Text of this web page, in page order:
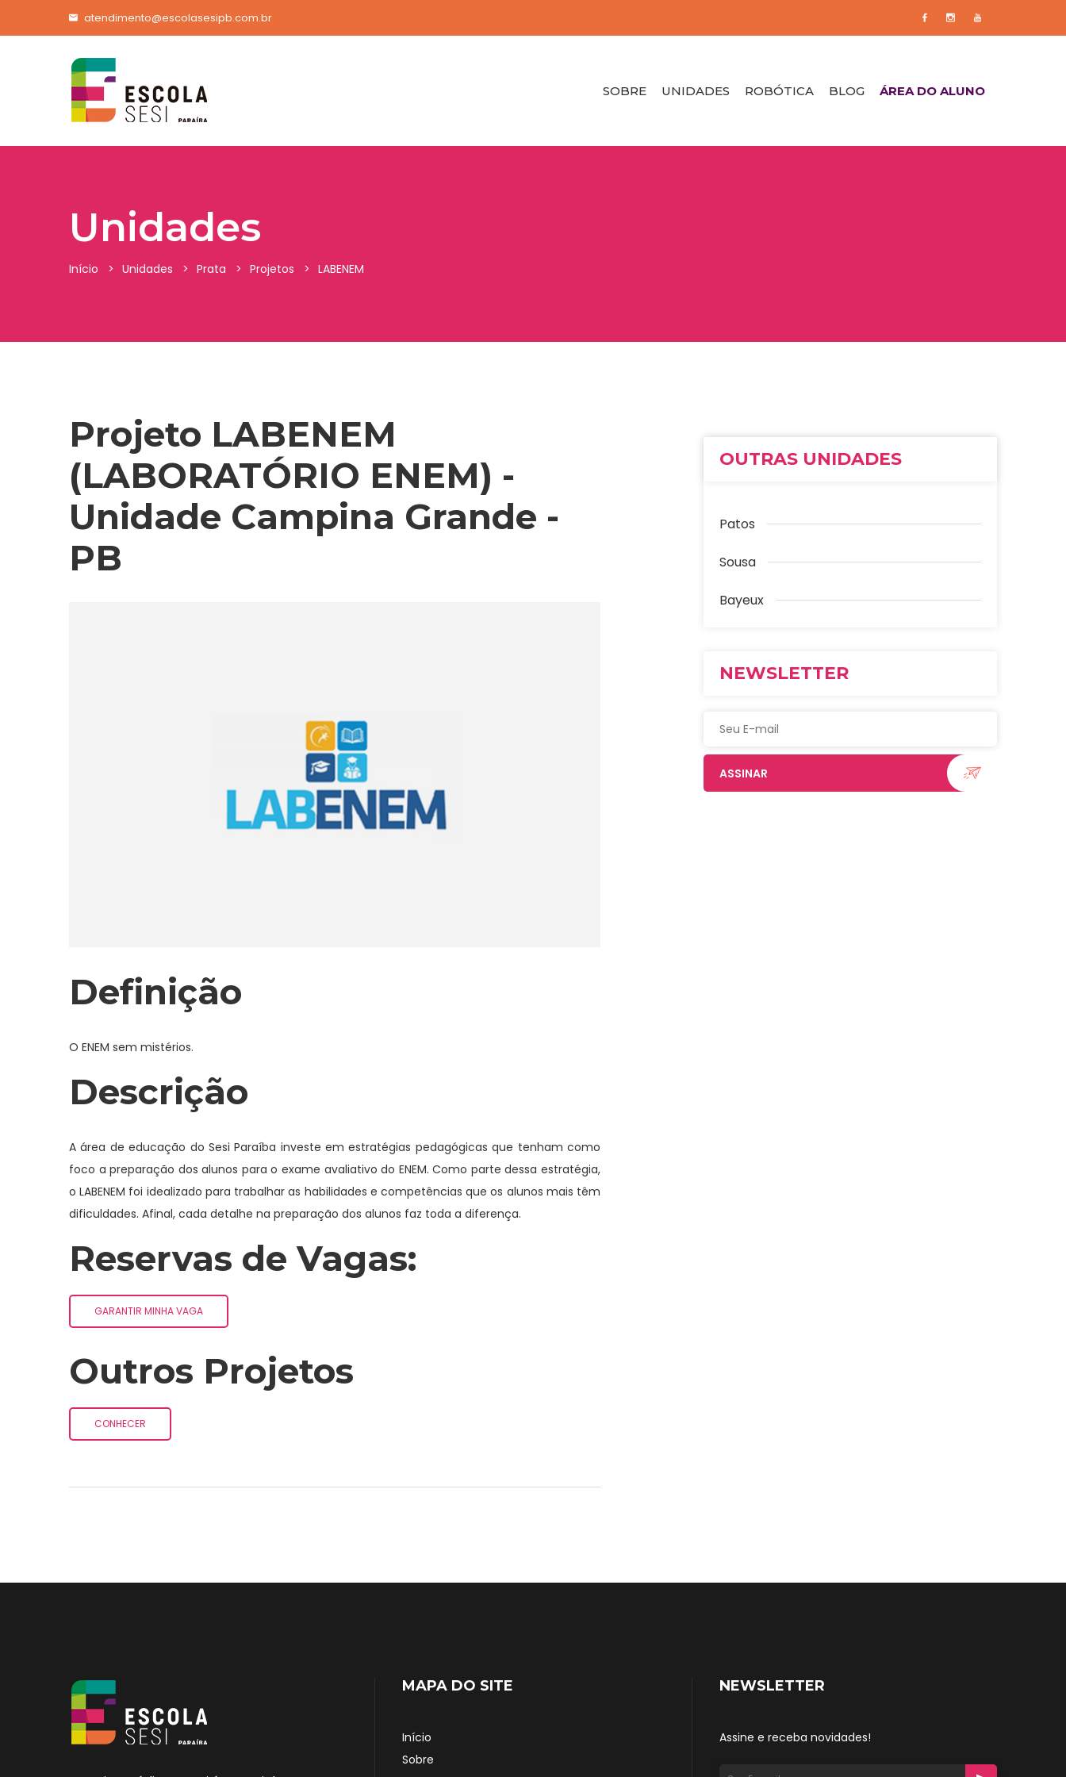
atendimento@escolasesipb.com.br
SOBRE UNIDADES ROBÓTICA BLOG ÁREA DO ALUNO
Unidades
Início Unidades Prata Projetos LABENEM
Projeto LABENEM
(LABORATÓRIO ENEM) -
Unidade Campina Grande -
PB
Definição
O ENEM sem mistérios.
Descrição
A área de educação do Sesi Paraíba investe em estratégias pedagógicas que tenham como
foco a preparação dos alunos para o exame avaliativo do ENEM. Como parte dessa estratégia,
o LABENEM foi idealizado para trabalhar as habilidades e competências que os alunos mais têm
dificuldades. Afinal, cada detalhe na preparação dos alunos faz toda a diferença.
Reservas de Vagas:
GARANTIR MINHA VAGA
Outros Projetos
CONHECER
OUTRAS UNIDADES
Patos
Sousa
Bayeux
NEWSLETTER
ASSINAR
MAPA DO SITE
Início
Sobre
NEWSLETTER
Assine e receba novidades!